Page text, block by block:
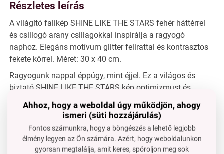
Részletes leírás
A világító falikép SHINE LIKE THE STARS fehér háttérrel
és csillogó arany csillagokkal inspirálja a ragyogó
naphoz. Elegáns motívum glitter felirattal és kontrasztos
fekete körrel. Méret: 30 x 40 cm.
Ragyogunk nappal éppúgy, mint éjjel. Ez a világos és
biztató SHINE LIKE THE STARS kép optimizmust és
vágyat hoz arra, hogy megmutassuk a világnak belső
fényünket. A fehér háttér arany csillagokkal tele van, és a
kiemelkedő fekete kör glitter felirattal modern és stílusos
kompozíciót alkot. Ideális olyan belső térhez, amely
pozitív és ízléses megjelenést szeretne.
Ahhoz, hogy a weboldal úgy működjön, ahogy
ismeri (süti hozzájárulás)
Fontos számunkra, hogy a böngészés a lehető legjobb
élmény legyen az Ön számára. Azért, hogy weboldalunkon
gyorsan megtalálja, amit keres, spóroljon meg sok